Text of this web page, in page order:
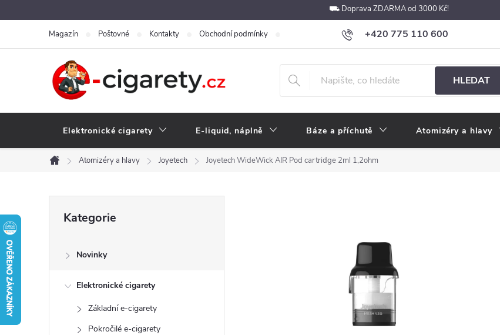
na
⛟ Doprava ZDARMA od 3000 Kč!
+420 775 110 600
obchod@e-cigarety.cz
Magazín Poštovné Kontakty Obchodní podmínky Podmínky ochrany osobních údajů Velkoobchod
HLEDAT
Elektronické cigarety E-liquid, náplně Báze a příchutě Atomizéry a hlavy
Domů
Atomizéry a hlavy Joyetech Joyetech WideWick AIR Pod cartridge 2ml 1,2ohm
kategorie
Kategorie
Novinky
Elektronické cigarety
Základní e-cigarety
Pokročilé e-cigarety